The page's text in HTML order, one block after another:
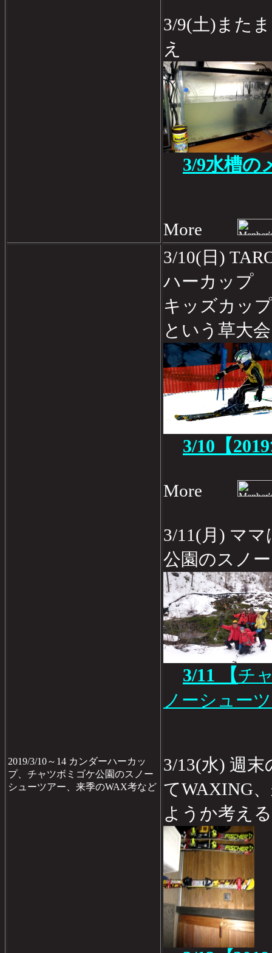
3/9(土)また
え
3/9水槽の
More
2019/3/10～14 カンダーハーカッ
プ、チャツボミゴケ公園のスノー
シューツアー、来季のWAX考など
3/10(日)
ハーカップ
キッズカッ
という草大
3/10【
More
3/11(月) マ
公園のスノ
3/11 【チ
ノーシュー
3/13(水) 週
てWAXING
ようか考える